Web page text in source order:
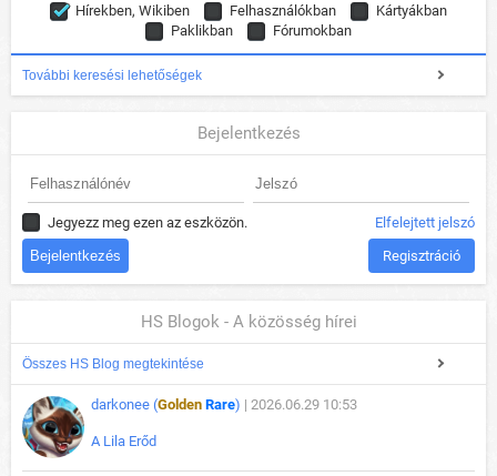
Hírekben, Wikiben Felhasználókban
Kártyákban
Paklikban
Fórumokban
További keresési lehetőségek
Bejelentkezés
Jegyezz meg ezen az eszközön. Elfelejtett jelszó
Regisztráció
HS Blogok - A közösség hírei
Összes HS Blog megtekintése
darkonee (Golden Rare) | 2026.06.29 10:53
A Lila Erőd